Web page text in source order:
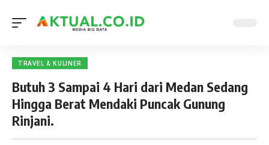
TRAVEL & KULINER
Butuh 3 Sampai 4 Hari dari Medan Sedang
Hingga Berat Mendaki Puncak Gunung
Rinjani.